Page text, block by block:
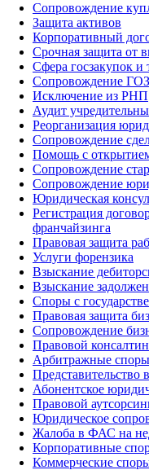
Сопровождение
Защита активов
Корпоративный
Срочная защита от
Сфера госзакупок и
Сопровождение ГОЗ
Исключение из РНП
Аудит
Реорганизация
Сопровождение
Помощь с
Сопровождение
Сопровождение
Юридическая
Регистрация
франчайзинга
Правовая защита
Услуги форензика
Взыскание
Взыскание
Споры с
Правовая защита
Сопровождение
Правовой
Арбитражные споры
Представительство
Абонентское
Правовой
Юридическое
Жалоба в ФАС на
Корпоративные
Коммерческие